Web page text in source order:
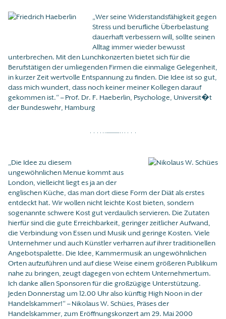
„Wer seine Widerstandsfähigkeit gegen
Stress und berufliche Überbelastung
dauerhaft verbessern will, sollte seinen
Alltag immer wieder bewusst
unterbrechen. Mit den Lunchkonzerten bietet sich für die
Berufstätigen der umliegenden Firmen die einmalige Gelegenheit,
in kurzer Zeit wertvolle Entspannung zu finden. Die Idee ist so gut,
dass mich wundert, dass noch keiner meiner Kollegen darauf
gekommen ist.“ – Prof. Dr. F. Haeberlin, Psychologe, Universit�t
der Bundeswehr, Hamburg
„Die Idee zu diesem
ungewöhnlichen Menue kommt aus
London, vielleicht liegt es ja an der
englischen Küche, das man dort diese Form der Diät als erstes
entdeckt hat. Wir wollen nicht leichte Kost bieten, sondern
sogenannte schwere Kost gut verdaulich servieren. Die Zutaten
hierfür sind die gute Erreichbarkeit, geringer zeitlicher Aufwand,
die Verbindung von Essen und Musik und geringe Kosten. Viele
Unternehmer und auch Künstler verharren auf ihrer traditionellen
Angebotspalette. Die Idee, Kammermusik an ungewöhnlichen
Orten aufzuführen und auf diese Weise einem größeren Publikum
nahe zu bringen, zeugt dagegen von echtem Unternehmertum.
Ich danke allen Sponsoren für die großzügige Unterstützung.
Jeden Donnerstag um 12.00 Uhr also künftig High Noon in der
Handelskammer!“ – Nikolaus W. Schües, Präses der
Handelskammer, zum Eröffnungskonzert am 29. Mai 2000